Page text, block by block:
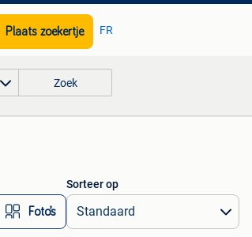
Plaats zoekertje FR
Zoek
Foto’s
Sorteer op